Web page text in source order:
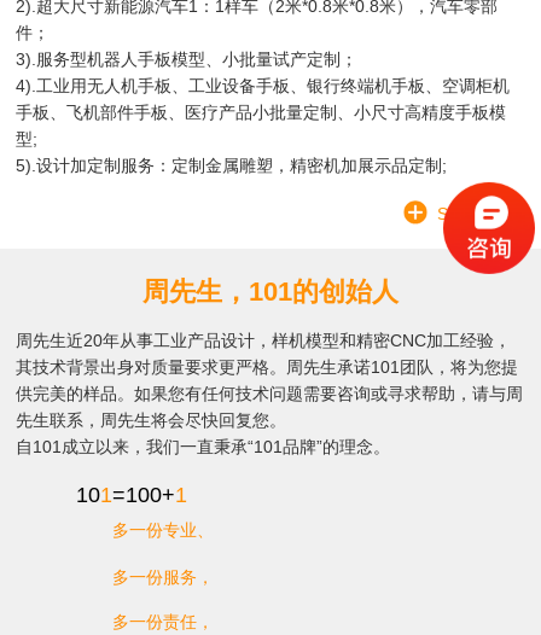
2).超大尺寸新能源汽车1：1样车（2米*0.8米*0.8米），汽车零部
件；
3).服务型机器人手板模型、小批量试产定制；
4).工业用无人机手板、工业设备手板、银行终端机手板、空调柜机
手板、飞机部件手板、医疗产品小批量定制、小尺寸高精度手板模
型;
5).设计加定制服务：定制金属雕塑，精密机加展示品定制;
SEE MORE
周先生，101的创始人
周先生近20年从事工业产品设计，样机模型和精密CNC加工经验，
其技术背景出身对质量要求更严格。周先生承诺101团队，将为您提
供完美的样品。如果您有任何技术问题需要咨询或寻求帮助，请与周
先生联系，周先生将会尽快回复您。
自101成立以来，我们一直秉承“101品牌”的理念。
101=100+1
多一份专业、
多一份服务，
多一份责任，